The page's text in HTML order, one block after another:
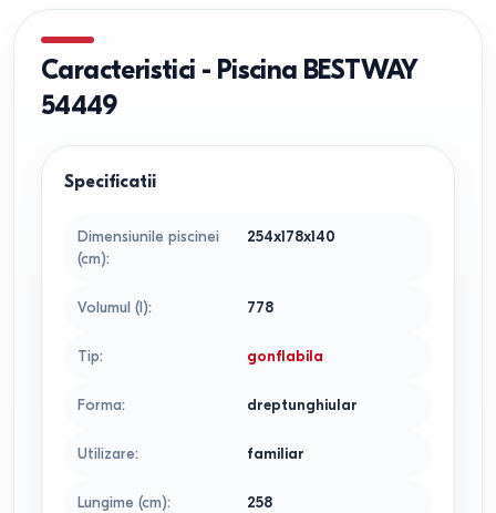
Caracteristici - Piscina BESTWAY
54449
Specificatii
Dimensiunile piscinei
(cm):
254x178x140
Volumul (l): 778
Tip: gonflabila
Forma: dreptunghiular
Utilizare: familiar
Lungime (cm): 258